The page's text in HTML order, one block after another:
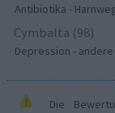
Antibiotika -
Cymbalta (98)
Depression -
Die